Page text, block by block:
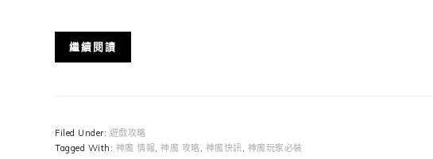
繼續閱讀
Filed Under: 遊戲攻略
Tagged With: 神魔 情報, 神魔 攻略, 神魔快訊, 神魔玩家必裝